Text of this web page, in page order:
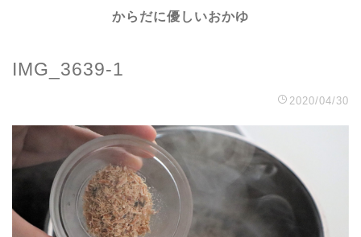
からだに優しいおかゆ
IMG_3639-1
2020/04/30